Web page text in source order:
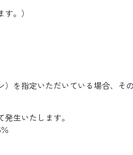
。）
を指定いただいている場合、そ
生いたします。